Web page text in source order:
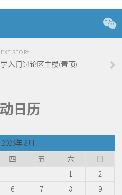
STORY
入门讨论区主楼(置顶)
日历
2026年 8月
四 五 六
日
1
2
6 7 8
9